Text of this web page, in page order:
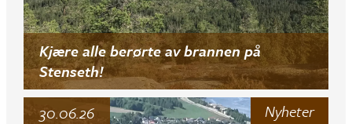
Kjære alle berørte av brannen på
Stenseth!
Nyheter
30.06.26